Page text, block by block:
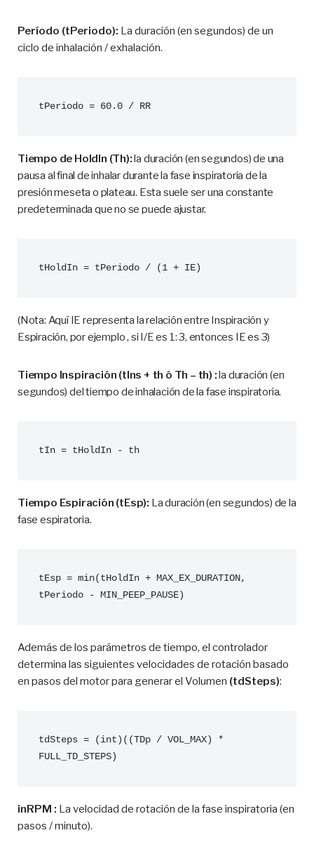
Período (tPeriodo): La duración (en segundos) de un
ciclo de inhalación / exhalación.
Tiempo de HoldIn (Th):la duración (en segundos) de una
pausa al final de inhalar durante la fase inspiratoria de la
presión meseta o plateau. Esta suele ser una constante
predeterminada que no se puede ajustar.
(Nota: Aquí IE representa la relación entre Inspiración y
Espiración, por ejemplo , si I/E es 1: 3, entonces IE es 3)
Tiempo Inspiración (tIns + th ó Th – th) :la duración (en
segundos) del tiempo de inhalación de la fase inspiratoria.
Tiempo Espiración (tEsp): La duración (en segundos) de la
fase espiratoria.
tEsp = min(tHoldIn + MAX_EX_DURATION,
Además de los parámetros de tiempo, el controlador
determina las siguientes velocidades de rotación basado
en pasos del motor para generar el Volumen (tdSteps):
tdSteps = (int)((TDp / VOL_MAX) *
FULL_TD_STEPS)
inRPM : La velocidad de rotación de la fase inspiratoria (en
pasos / minuto).